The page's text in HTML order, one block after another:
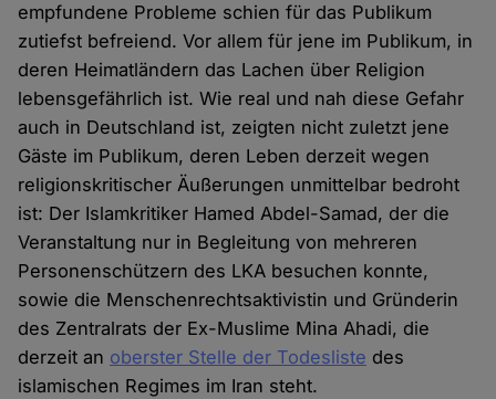
empfundene Probleme schien für das Publikum
zutiefst befreiend. Vor allem für jene im Publikum, in
deren Heimatländern das Lachen über Religion
lebensgefährlich ist. Wie real und nah diese Gefahr
auch in Deutschland ist, zeigten nicht zuletzt jene
Gäste im Publikum, deren Leben derzeit wegen
religionskritischer Äußerungen unmittelbar bedroht
ist: Der Islamkritiker Hamed Abdel-Samad, der die
Veranstaltung nur in Begleitung von mehreren
Personenschützern des LKA besuchen konnte,
sowie die Menschenrechtsaktivistin und Gründerin
des Zentralrats der Ex-Muslime Mina Ahadi, die
derzeit an oberster Stelle der Todesliste des
islamischen Regimes im Iran steht.